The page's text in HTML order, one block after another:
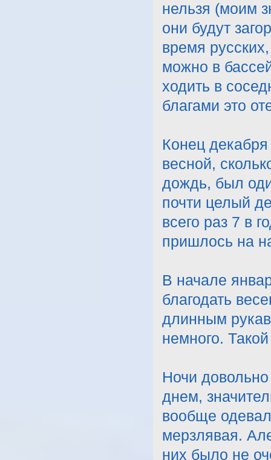
нельзя (моим
они будут
время
можно в
ходить в
благами это
Конец
весной,
дождь, был
почти целый
всего раз 7 в
пришлось на
В начале
благодать
длинным
немного.
Ночи
днем,
вообще
мерзлявая.
них было не